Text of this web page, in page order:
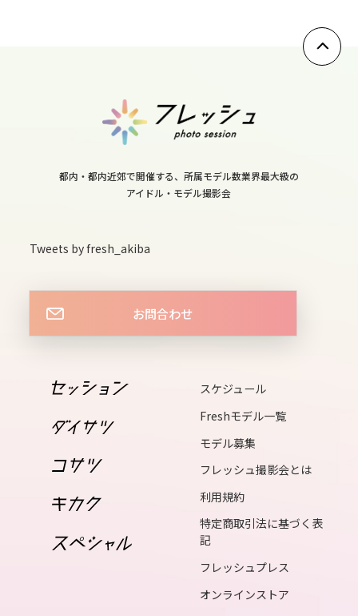
15
16
sun
17
mon
18
19
20
thu
21
fri
22
都内・都内近郊で開催する、所属モデル数業界最大級の
アイドル・モデル撮影会
Tweets by fresh_akiba
お問合わせ
スケジュール
Freshモデル一覧
モデル募集
フレッシュ撮影会とは
利用規約
特定商取引法に基づく表
記
フレッシュプレス
オンラインストア